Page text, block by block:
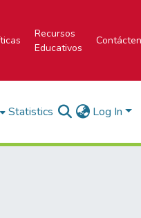
Recursos
Educativos
Statistics Log In